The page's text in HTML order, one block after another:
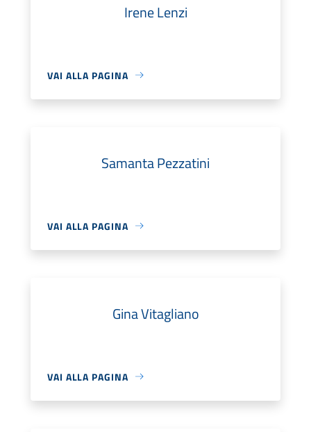
Irene Lenzi
VAI ALLA PAGINA
Samanta Pezzatini
VAI ALLA PAGINA
Gina Vitagliano
VAI ALLA PAGINA